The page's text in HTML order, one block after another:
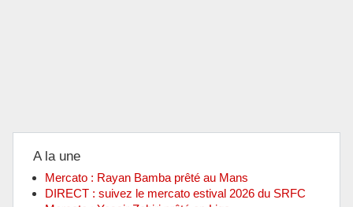
A la une
Mercato : Rayan Bamba prêté au Mans
DIRECT : suivez le mercato estival 2026 du SRFC